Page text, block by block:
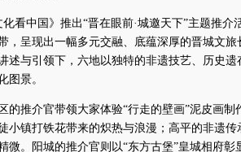
化看中国》推出“晋在眼前·城邀天下”主题推
，呈现出一幅多元交融、底蕴深厚的晋城文
述与引领下，六地以独特的非遗技艺、历史
图景。
的推介官带领大家体验“行走的壁画”泥皮画
小镇打铁花带来的炽热与浪漫；高平的非遗
微。阳城的推介官则以“东方古堡”皇城相府彰